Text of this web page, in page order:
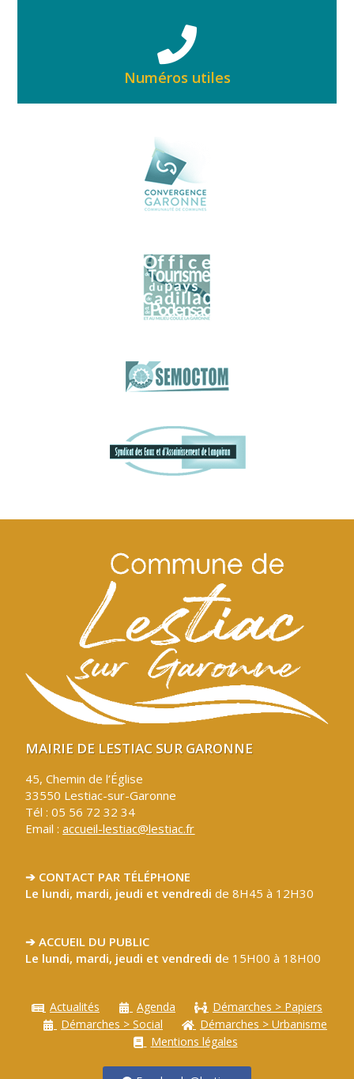
Numéros utiles
MAIRIE DE LESTIAC SUR GARONNE
45, Chemin de l’Église
33550 Lestiac-sur-Garonne
Tél : 05 56 72 32 34
Email :accueil-lestiac@lestiac.fr
➔ CONTACT PAR TÉLÉPHONE
Le lundi, mardi, jeudi et vendredide 8H45 à 12H30
➔ ACCUEIL DU PUBLIC
Le lundi, mardi, jeudi et vendredi de 15H00 à 18H00
Actualités Agenda
Démarches > Papiers
Démarches > Social
Démarches > Urbanisme
Mentions légales